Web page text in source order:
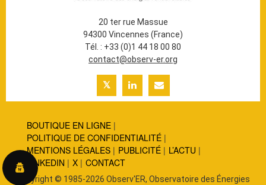
20 ter rue Massue
94300 Vincennes (France)
Tél. : +33 (0)1 44 18 00 80
contact@observ-er.org
BOUTIQUE EN LIGNE
POLITIQUE DE CONFIDENTIALITÉ
MENTIONS LÉGALES
PUBLICITÉ
L’ACTU
LINKEDIN
X CONTACT
Copyright © 1985-2026 Observ'ER, Observatoire des Énergies